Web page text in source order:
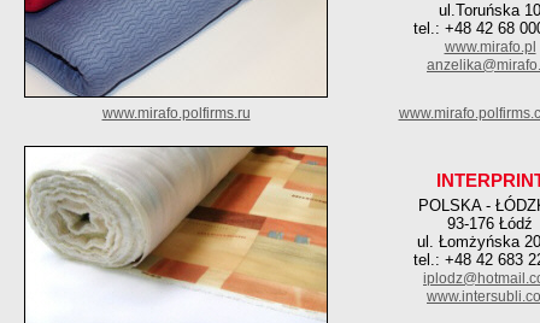
ul.Toruńska 10
tel.: +48 42 68
www.mirafo.pl
www.mirafo.polfirms.ru
POLSKA -
93-176 Łódź
ul. Łomżyńska
tel.: +48 42 683